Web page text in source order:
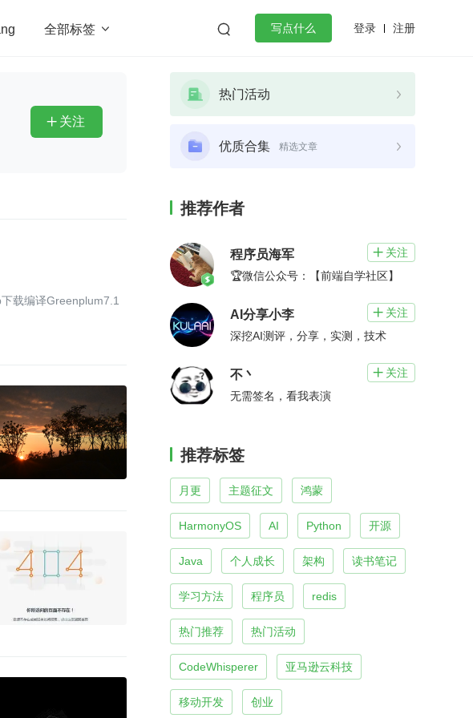
全部标签   写点什么 登录 注册
redis
 关注
载编译Greenplum7.1
热门活动
优质合集 精选文章
推荐作者
程序员海军  关注
🏆微信公众号：【前端自学社区】
AI分享小李  关注
深挖AI测评，分享，实测，技术
不丶  关注
无需签名，看我表演
推荐标签
月更 主题征文 鸿蒙
HarmonyOS AI Python 开源
Java 个人成长 架构 读书笔记
学习方法 程序员 redis
热门推荐 热门活动
CodeWhisperer 亚马逊云科技
移动开发 创业